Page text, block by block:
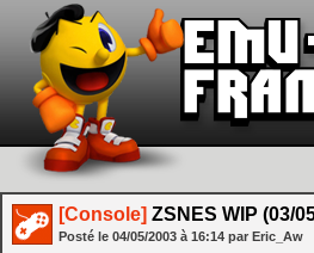
[Console] ZSNES WIP (03/
Posté le 04/05/2003 à 16:14 par Eric_Aw